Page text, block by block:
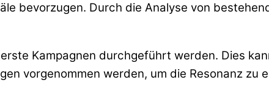
bevorzugen. Durch die Analyse von
Kampagnen durchgeführt werden. Dies
vorgenommen werden, um die Resonanz zu